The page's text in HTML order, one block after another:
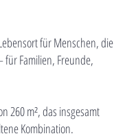
für Menschen, die
für Familien, Freunde,
260 m², das insgesamt
Kombination.